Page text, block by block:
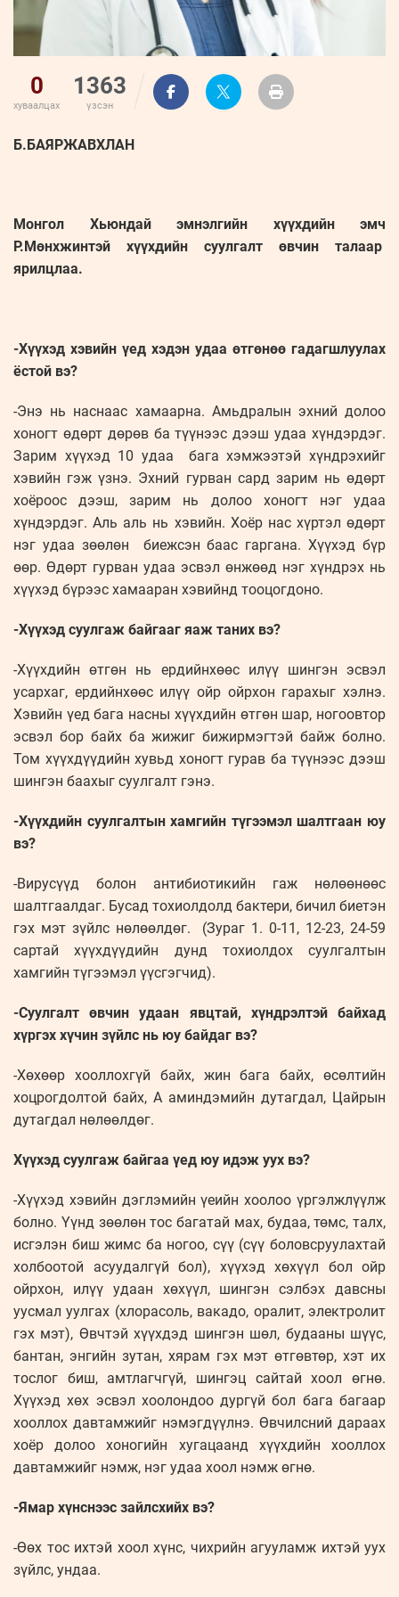
0
хуваалцах
1363
үзсэн
Б.БАЯРЖАВХЛАН
Монгол Хьюндай эмнэлгийн хүүхдийн эмч
Р.Мөнхжинтэй хүүхдийн суулгалт өвчин талаар
ярилцлаа.
-Хүүхэд хэвийн үед хэдэн удаа өтгөнөө гадагшлуулах
ёстой вэ?
-Энэ нь наснаас хамаарна. Амьдралын эхний долоо
хоногт өдөрт дөрөв ба түүнээс дээш удаа хүндэрдэг.
Зарим хүүхэд 10 удаа бага хэмжээтэй хүндрэхийг
хэвийн гэж үзнэ. Эхний гурван сард зарим нь өдөрт
хоёроос дээш, зарим нь долоо хоногт нэг удаа
хүндэрдэг. Аль аль нь хэвийн. Хоёр нас хүртэл өдөрт
нэг удаа зөөлөн биежсэн баас гаргана. Хүүхэд бүр
өөр. Өдөрт гурван удаа эсвэл өнжөөд нэг хүндрэх нь
хүүхэд бүрээс хамааран хэвийнд тооцогдоно.
-Хүүхэд суулгаж байгааг яаж таних вэ?
-Хүүхдийн өтгөн нь ердийнхөөс илүү шингэн эсвэл
усархаг, ердийнхөөс илүү ойр ойрхон гарахыг хэлнэ.
Хэвийн үед бага насны хүүхдийн өтгөн шар, ногоовтор
эсвэл бор байх ба жижиг бижирмэгтэй байж болно.
Том хүүхдүүдийн хувьд хоногт гурав ба түүнээс дээш
шингэн баахыг суулгалт гэнэ.
-Хүүхдийн суулгалтын хамгийн түгээмэл шалтгаан юу
вэ?
-Вирусүүд болон антибиотикийн гаж нөлөөнөөс
шалтгаалдаг. Бусад тохиолдолд бактери, бичил биетэн
гэх мэт зүйлс нөлөөлдөг. (Зураг 1. 0-11, 12-23, 24-59
сартай хүүхдүүдийн дунд тохиолдох суулгалтын
хамгийн түгээмэл үүсгэгчид).
-Суулгалт өвчин удаан явцтай, хүндрэлтэй байхад
хүргэх хүчин зүйлс нь юу байдаг вэ?
-Хөхөөр хооллохгүй байх, жин бага байх, өсөлтийн
хоцрогдолтой байх, А аминдэмийн дутагдал, Цайрын
дутагдал нөлөөлдөг.
Хүүхэд суулгаж байгаа үед юу идэж уух вэ?
-Хүүхэд хэвийн дэглэмийн үеийн хоолоо үргэлжлүүлж
болно. Үүнд зөөлөн тос багатай мах, будаа, төмс, талх,
исгэлэн биш жимс ба ногоо, сүү (сүү боловсруулахтай
холбоотой асуудалгүй бол), хүүхэд хөхүүл бол ойр
ойрхон, илүү удаан хөхүүл, шингэн сэлбэх давсны
уусмал уулгах (хлорасоль, вакадо, оралит, электролит
гэх мэт), Өвчтэй хүүхдэд шингэн шөл, будааны шүүс,
бантан, энгийн зутан, хярам гэх мэт өтгөвтөр, хэт их
тослог биш, амтлагчгүй, шингэц сайтай хоол өгнө.
Хүүхэд хөх эсвэл хоолондоо дургүй бол бага багаар
хооллох давтамжийг нэмэгдүүлнэ. Өвчилсний дараах
хоёр долоо хоногийн хугацаанд хүүхдийн хооллох
давтамжийг нэмж, нэг удаа хоол нэмж өгнө.
-Ямар хүнснээс зайлсхийх вэ?
-Өөх тос ихтэй хоол хүнс, чихрийн агууламж ихтэй уух
зүйлс, ундаа.